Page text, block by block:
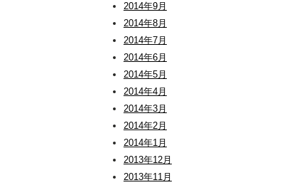
2014年9月
2014年8月
2014年7月
2014年6月
2014年5月
2014年4月
2014年3月
2014年2月
2014年1月
2013年12月
2013年11月